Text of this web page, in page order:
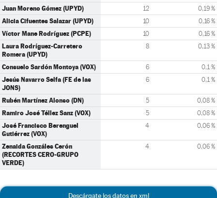
Juan Moreno Gómez (UPYD) 12 0,19 %
Alicia Cifuentes Salazar (UPYD) 10 0,16 %
Víctor Mane Rodríguez (PCPE) 10 0,16 %
Laura Rodríguez-Carretero
Romera (UPYD)
8 0,13 %
Consuelo Sardón Montoya (VOX) 6 0,1 %
Jesús Navarro Selfa (FE de las
JONS)
6 0,1 %
Rubén Martínez Alonso (DN) 5 0,08 %
Ramiro José Téllez Sanz (VOX) 5 0,08 %
José Francisco Berenguel
Gutiérrez (VOX)
4 0,06 %
Zenaida Gonzáles Cerón
(RECORTES CERO-GRUPO
VERDE)
4 0,06 %
Descárgate los datos en xml